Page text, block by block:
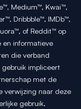
Medium™, Kwai™,
Dribbble™, IMDb™,
of Reddit™ op
en informatieve
die verband
impliceert
met de
verwijzing naar deze
gebruik,